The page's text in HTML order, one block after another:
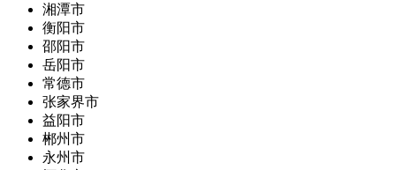
湘潭市
衡阳市
邵阳市
岳阳市
常德市
张家界市
益阳市
郴州市
永州市